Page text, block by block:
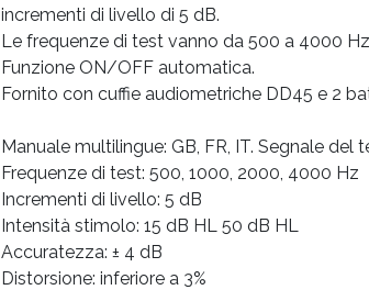
incrementi di livello di 5 dB.
Le frequenze di test vanno da 500 a 4000
Funzione ON/OFF automatica.
Fornito con cuffie audiometriche DD45 e 2
Manuale multilingue: GB, FR, IT. Segnale del
Frequenze di test: 500, 1000, 2000, 4000 Hz
Incrementi di livello: 5 dB
Intensità stimolo: 15 dB HL 50 dB HL
Accuratezza: ± 4 dB
Distorsione: inferiore a 3%